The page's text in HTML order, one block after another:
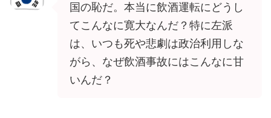
国の恥だ。本当に飲酒運転にどうし
てこんなに寛大なんだ？特に左派
は、いつも死や悲劇は政治利用しな
がら、なぜ飲酒事故にはこんなに甘
いんだ？